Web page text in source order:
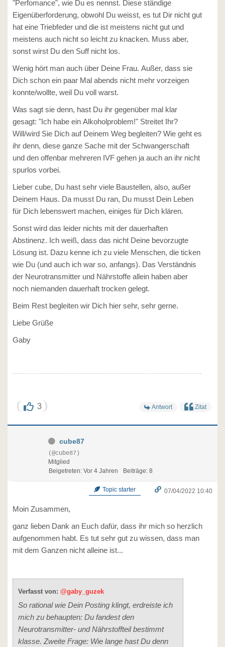
"Perfomance", wie Du es nennst. Diese ständige
Eigenüberforderung, obwohl Du weisst, es tut Dir nicht gut
hat eine Triebfeder und die ist meistens nicht gut und
meistens auch nicht so leicht zu knacken. Muss aber,
sonst wirst Du den Suff nicht los.
Wenig hört man auch über Deine Frau. Außer, dass sie
Dich schon ein paar Mal abends nicht mehr vorzeigen
konnte/wollte, weil Du voll warst.
Was sagt sie denn, hast Du ihr gegenüber mal klar
gesagt: "Ich habe ein Alkoholproblem!" Streitet Ihr?
Will/wird Sie Dich auf Deinem Weg begleiten? Wie geht es
ihr denn, diese ganze Sache mit der Schwangerschaft
und den offenbar mehreren IVF gehen ja auch an ihr nicht
spurlos vorbei.
Lieber cube, Du hast sehr viele Baustellen, also, außer
Deinem Haus. Da musst Du ran, Du musst Dein Leben
für Dich lebenswert machen, einiges für Dich klären.
Sonst wird das leider nichts mit der dauerhaften
Abstinenz. Ich weiß, dass das nicht Deine bevorzugte
Lösung ist. Dazu kenne ich zu viele Menschen, die ticken
wie Du (und auch ich war so, anfangs). Das Verständnis
der Neurotransmitter und Nährstoffe allein haben aber
noch niemanden dauerhaft trocken gelegt.
Beim Rest begleiten wir Dich hier sehr, sehr gerne.
Liebe Grüße
Gaby
3 Antwort Zitat
cube87
(@cube87)
Mitglied
Beigetreten: Vor 4 Jahren
Beiträge: 8
Topic starter 07/04/2022 10:40
Moin Zusammen,
ganz lieben Dank an Euch dafür, dass ihr mich so herzlich
aufgenommen habt. Es tut sehr gut zu wissen, dass man
mit dem Ganzen nicht alleine ist...
Verfasst von: @gaby_guzek
So rational wie Dein Posting klingt, erdreiste ich
mich zu behaupten: Du fandest den
Neurotransmitter- und Nährstoffteil bestimmt
klasse. Zweite Frage: Wie lange hast Du denn